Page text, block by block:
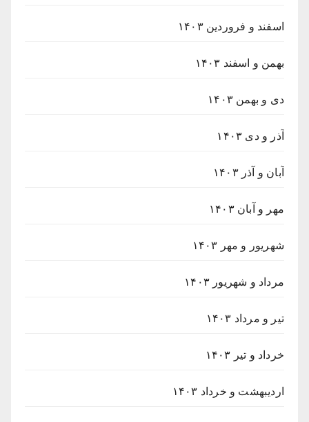
اسفند و فروردین ۱۴۰۳
بهمن و اسفند ۱۴۰۳
دی و بهمن ۱۴۰۳
آذر و دی ۱۴۰۳
آبان و آذر ۱۴۰۳
مهر و آبان ۱۴۰۳
شهریور و مهر ۱۴۰۳
مرداد و شهریور ۱۴۰۳
تیر و مرداد ۱۴۰۳
خرداد و تیر ۱۴۰۳
اردیبهشت و خرداد ۱۴۰۳